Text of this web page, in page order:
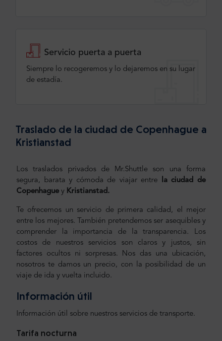
Servicio puerta a puerta
Siempre lo recogeremos y lo dejaremos en su lugar
de estadía.
Traslado de la ciudad de Copenhague a
Kristianstad
Los traslados privados de Mr.Shuttle son una forma
segura, barata y cómoda de viajar entre la ciudad de
Copenhague y Kristianstad.
Te ofrecemos un servicio de primera calidad, el mejor
entre los mejores. También pretendemos ser asequibles y
comprender la importancia de la transparencia. Los
costos de nuestros servicios son claros y justos, sin
factores ocultos ni sorpresas. Nos das una ubicación,
nosotros te damos un precio, con la posibilidad de un
viaje de ida y vuelta incluido.
Información útil
Información útil sobre nuestros servicios de transporte.
Tarifa nocturna